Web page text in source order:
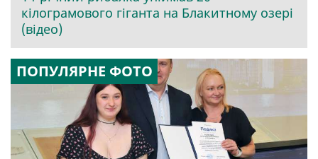
кілограмового гіганта на Блакитному озері
(відео)
ПОПУЛЯРНЕ ФОТО